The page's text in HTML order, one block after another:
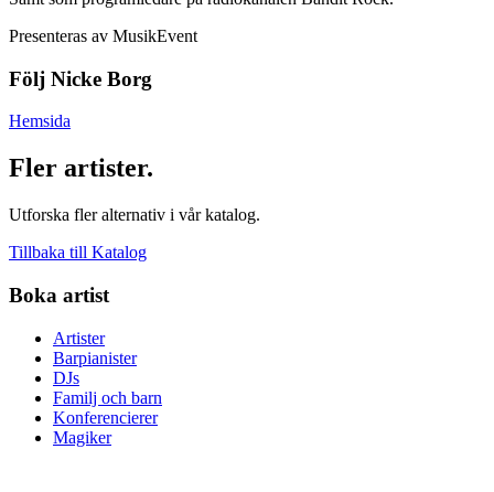
Presenteras av MusikEvent
Följ Nicke Borg
Hemsida
Fler artister.
Utforska fler alternativ i vår katalog.
Tillbaka till Katalog
Boka artist
Artister
Barpianister
DJs
Familj och barn
Konferencierer
Magiker